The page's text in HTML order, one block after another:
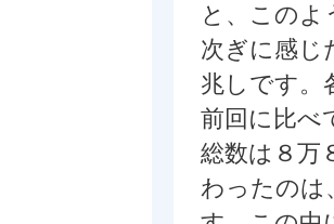
と、このよ
次ぎに感じ
兆しです。
前回に比べ
総数は８万
わったのは